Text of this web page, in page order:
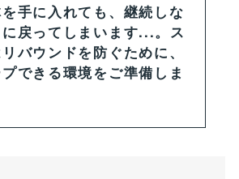
手に入れても、継続しな
戻ってしまいます...。ス
バウンドを防ぐために、
できる環境をご準備しま